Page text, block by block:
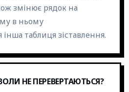
змінює рядок на
в ньому
таблиця зіставлення.
НЕ ПЕРЕВЕРТАЮТЬСЯ?